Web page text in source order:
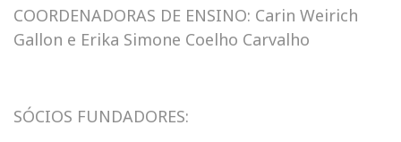
COORDENADORAS DE ENSINO: Carin Weirich
Gallon e Erika Simone Coelho Carvalho
SÓCIOS FUNDADORES: